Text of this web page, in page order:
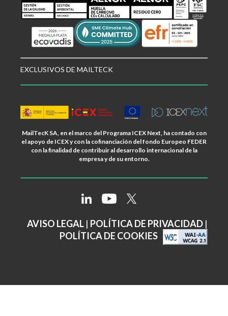
EXCLUSIVOS DE MAILTECK
MailTecK SA, en el marco del Programa ICEX Next, ha contado con
el apoyo de ICEX y con la cofinanciación del fondo Europeo FEDER
con la finalidad de contribuir al desarrollo internacional de la
empresa y de su entorno.
AVISO LEGAL | POLÍTICA DE PRIVACIDAD |
POLÍTICA DE COOKIES